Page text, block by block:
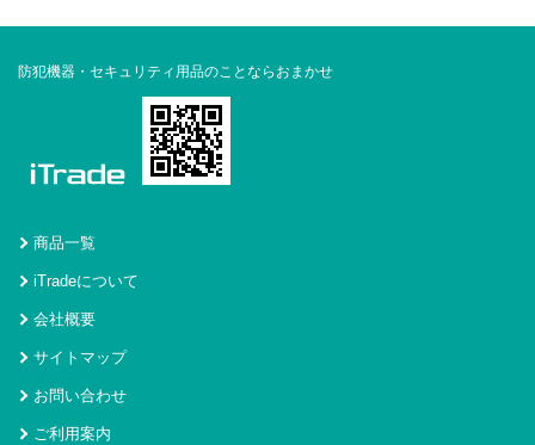
防犯機器・セキュリティ用品のことならおまかせ
商品一覧
iTradeについて
会社概要
サイトマップ
お問い合わせ
ご利用案内